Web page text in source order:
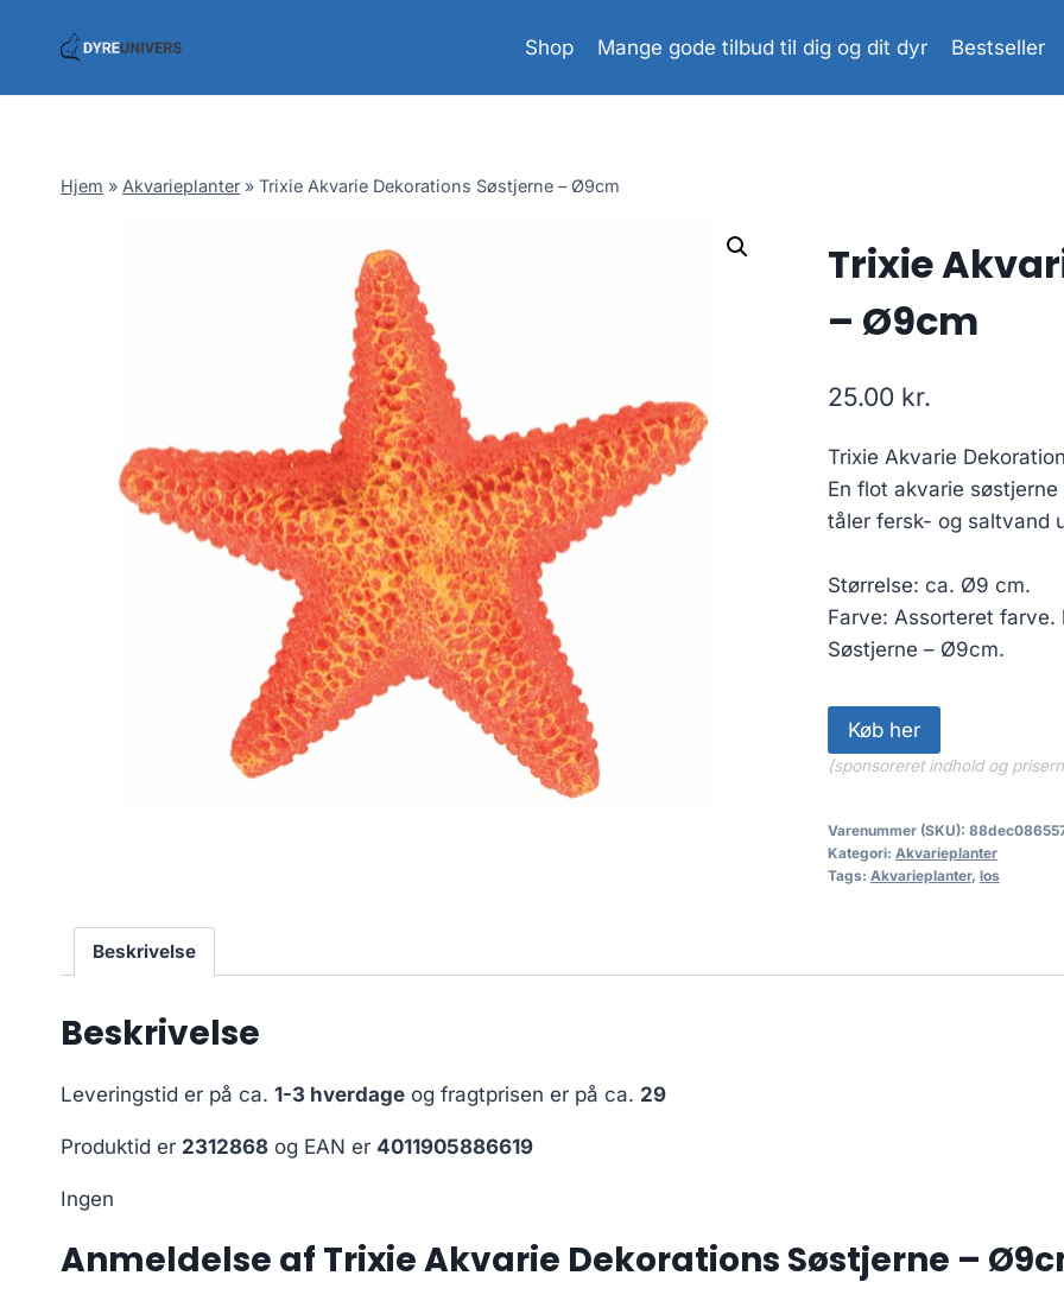
Shop Mange gode tilbud til dig og dit dyr Bestseller
Hjem » Akvarieplanter » Trixie Akvarie Dekorations Søstjerne – Ø9cm
Trixie
– Ø9cm
25.00 kr.
Trixie Akvarie
En flot akvarie
tåler fersk- og saltvand
Størrelse: ca. Ø9 cm.
Farve: Assorteret farve.
Søstjerne – Ø9cm.
Køb her
(sponsoreret indhold og
Varenummer (SKU):
Kategori: Akvarieplanter
Tags: Akvarieplanter, los
Beskrivelse
Beskrivelse
Leveringstid er på ca. 1-3 hverdage og fragtprisen er på ca. 29
Produktid er 2312868 og EAN er 4011905886619
Ingen
Anmeldelse af Trixie Akvarie Dekorations Søstjerne –